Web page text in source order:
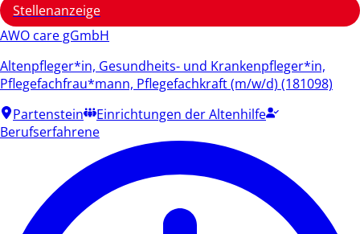
Stellenanzeige
AWO care gGmbH
Altenpfleger*in, Gesundheits- und Krankenpfleger*in,
Pflegefachfrau*mann, Pflegefachkraft (m/w/d) (181098)
Partenstein
Einrichtungen der Altenhilfe
Berufserfahrene